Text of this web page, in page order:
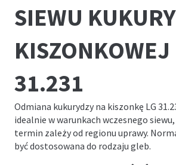
SIEWU
KISZONKOWEJ
31.231
Odmiana kukurydzy na kiszonkę LG
idealnie w warunkach wczesnego
termin zależy od regionu uprawy.
być dostosowana do rodzaju gleb.